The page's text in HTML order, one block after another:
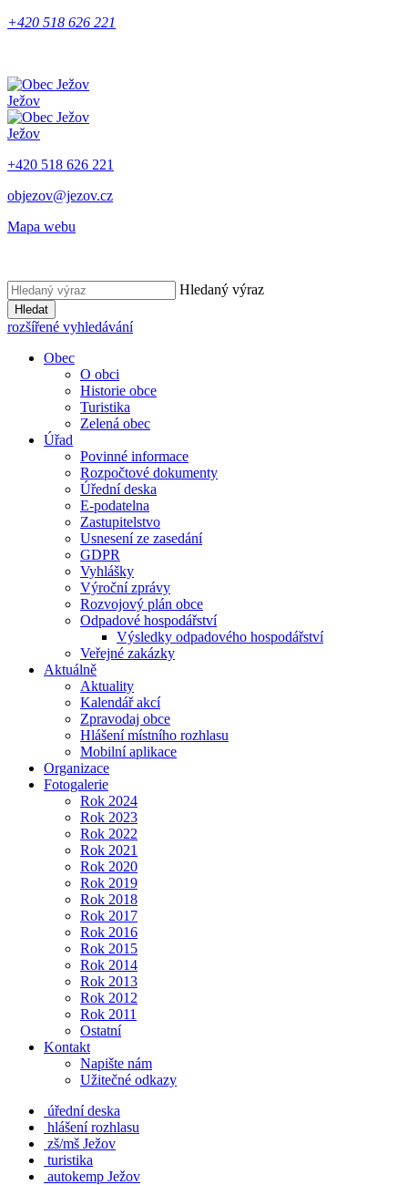
+420 518 626 221
Ježov
Ježov
+420 518 626 221
objezov@jezov.cz
Mapa webu
Hledaný výraz
Hledat
rozšířené vyhledávání
Obec
O obci
Historie obce
Turistika
Zelená obec
Úřad
Povinné informace
Rozpočtové dokumenty
Úřední deska
E-podatelna
Zastupitelstvo
Usnesení ze zasedání
GDPR
Vyhlášky
Výroční zprávy
Rozvojový plán obce
Odpadové hospodářství
Výsledky odpadového hospodářství
Veřejné zakázky
Aktuálně
Aktuality
Kalendář akcí
Zpravodaj obce
Hlášení místního rozhlasu
Mobilní aplikace
Organizace
Fotogalerie
Rok 2024
Rok 2023
Rok 2022
Rok 2021
Rok 2020
Rok 2019
Rok 2018
Rok 2017
Rok 2016
Rok 2015
Rok 2014
Rok 2013
Rok 2012
Rok 2011
Ostatní
Kontakt
Napište nám
Užitečné odkazy
úřední deska
hlášení rozhlasu
zš/mš Ježov
turistika
autokemp Ježov